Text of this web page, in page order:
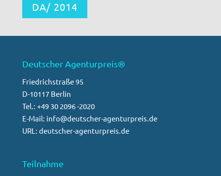
DA/ 2014
Deutscher Agenturpreis®
Friedrichstraße 95
D-10117 Berlin
Tel.: +49 30 2096 -2020
E-Mail: info@deutscher-agenturpreis.de
URL: deutscher-agenturpreis.de
Teilnahme